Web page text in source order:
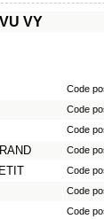
VU VY
Code
Code
Code
Code
Code
Code
Code